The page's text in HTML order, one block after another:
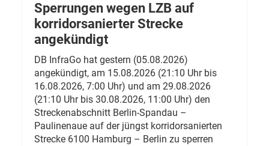
Sperrungen wegen LZB auf
korridorsanierter Strecke
angekündigt
DB InfraGo hat gestern (05.08.2026)
angekündigt, am 15.08.2026 (21:10 Uhr bis
16.08.2026, 7:00 Uhr) und am 29.08.2026
(21:10 Uhr bis 30.08.2026, 11:00 Uhr) den
Streckenabschnitt Berlin-Spandau –
Paulinenaue auf der jüngst korridorsanierten
Strecke 6100 Hamburg – Berlin zu sperren